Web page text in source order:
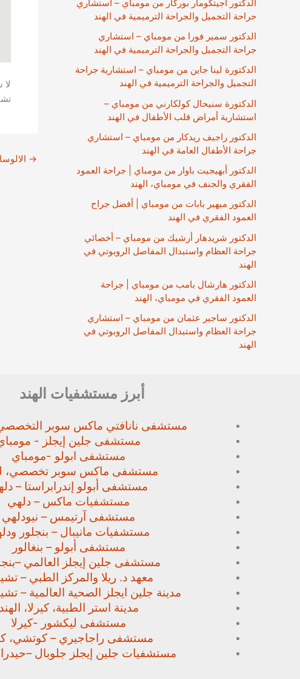
الدكتور أجيتكومار بوركار من مومباي – استشاري
جراحة التجميل والجراحة الترميمية في الهند
الدكتور سمير فورا من مومباي – استشاري
جراحة التجميل والجراحة الترميمية في الهند
الدكتورة لينا جاين من مومباي – استشارية جراحة
التجميل والجراحة الترميمية في الهند
الدكتورة سنيحال كولكارني من مومباي –
استشارية أمراض قلب الأطفال في الهند
الدكتور راجيف ريدكار من مومباي – استشاري
جراحة الأطفال العامة في الهند
الدكتور أبهيجيت باوار من مومباي | جراحة العمود
الفقري والجنف في مومباي، الهند
الدكتور ميهير بابات من مومباي | أفضل جراح
العمود الفقري في الهند
الدكتور شريدهار أرشيك من مومباي – أخصائي
جراحة العظام واستبدال المفاصل الروبوتي في
الهند
الدكتور هارشال بامب من مومباي | جراحة
العمود الفقري في مومباي، الهند
الدكتور ساجير عثمان من مومباي – استشاري
جراحة العظام واستبدال المفاصل الروبوتي في
الهند
→
أبرز مستشفيات الهند
مستشفى نانافتي ماكس سوبر
مستشفى جلين إيجلز -
مستشفى ابولو -مومباي
مستشفى ماكس سوبر تخصصي،
مستشفى أبولو إندرابراستا –
مستشفيات ماكس – دلهي
مستشفى آرتيمس – نيودلهي
مستشفيات مانيبال – بنجلور
مستشفى أبولو – بنغالور
مستشفى جلين إيجلز العالمي –
معهد د. ريلا والمركز الطبي –
مدينة جلين ايجلز الصحية العالمية –
مدينة استر الطبية، كيرلا، الهند
مستشفى ليكشور -كيرلا
مستشفى راجاجيري – كوتشي،
مستشفيات جلين إيجلز جلوبال –